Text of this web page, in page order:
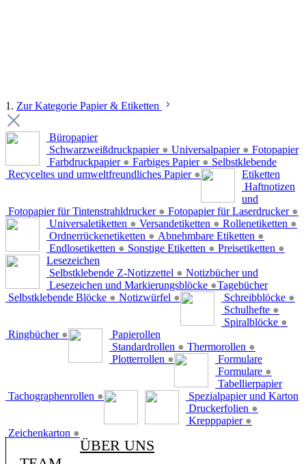
1. Zur Kategorie Papier & Etiketten
Büropapier
Schwarzweißdruckpapier ● Universalpapier ●
Farbdruckpapier ● Farbiges Papier ●
Recyceltes und umweltfreundliches Papier ●
Fotopapier
Fotopapier für Tintenstrahldrucker ● Fotopapier für Laserdrucker ●
Selbstklebende
Etiketten
Universaletiketten ● Versandetiketten ● Rollenetiketten ●
Ordnerrückenetiketten ● Abnehmbare Etiketten ●
Endlosetiketten ● Sonstige Etiketten ● Preisetiketten ●
Haftnotizen
und
Lesezeichen
Selbstklebende Z-Notizzettel ●
Lesezeichen und Markierungsblöcke ●
Selbstklebende Blöcke ● Notizwürfel ●
Notizbücher und
Tagebücher
Schreibblöcke ●
Schulhefte ●
Spiralblöcke ●
Ringbücher ●
Papierollen
Standardrollen ● Thermorollen ●
Plotterrollen ●
Formulare
Formulare ●
Tachographenrollen ●
Tabellierpapier
Spezialpapier und Karton
Druckerfolien ●
Krepppapier ●
Zeichenkarton ●
ÜBER UNS